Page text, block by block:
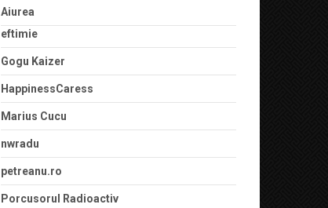
Aiurea
eftimie
Gogu Kaizer
HappinessCaress
Marius Cucu
nwradu
petreanu.ro
Porcusorul Radioactiv